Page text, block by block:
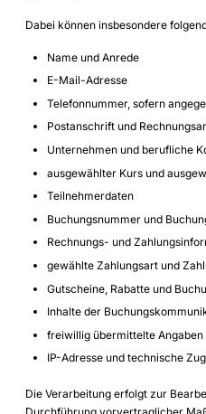
Dabei können insbesondere
Name und Anrede
E-Mail-Adresse
Telefonnummer, sofern
Postanschrift und
Unternehmen und berufliche
ausgewählter Kurs und
Teilnehmerdaten
Buchungsnummer und
Rechnungs- und
gewählte Zahlungsart und
Gutscheine, Rabatte und
Inhalte der
freiwillig übermittelte Angaben
IP-Adresse und technische
Die Verarbeitung erfolgt zur